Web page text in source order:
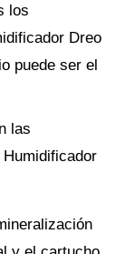
los
Dreo
puede ser el
las